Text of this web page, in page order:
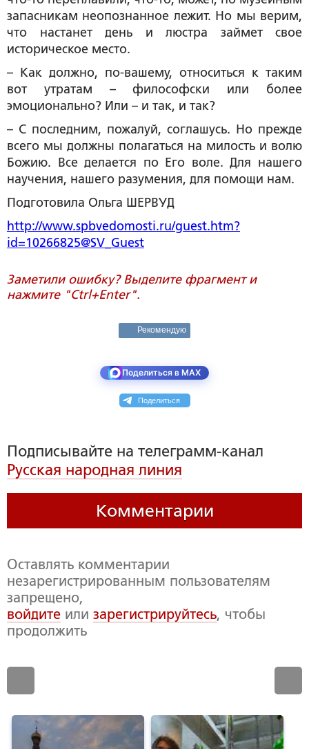
запасникам неопознанное лежит. Но мы верим,
что настанет день и люстра займет свое
историческое место.
– Как должно, по-вашему, относиться к таким
вот утратам – философски или более
эмоционально? Или – и так, и так?
– С последним, пожалуй, соглашусь. Но прежде
всего мы должны полагаться на милость и волю
Божию. Все делается по Его воле. Для нашего
научения, нашего разумения, для помощи нам.
Подготовила Ольга ШЕРВУД
http://www.spbvedomosti.ru/guest.htm?
id=10266825@SV_Guest
Заметили ошибку? Выделите фрагмент и
нажмите "Ctrl+Enter".
Рекомендую
Поделиться в MAX
Поделиться
Подписывайте на телеграмм-канал
Русская народная линия
Комментарии
Оставлять комментарии
незарегистрированным пользователям
запрещено,
войдите или зарегистрируйтесь, чтобы
продолжить